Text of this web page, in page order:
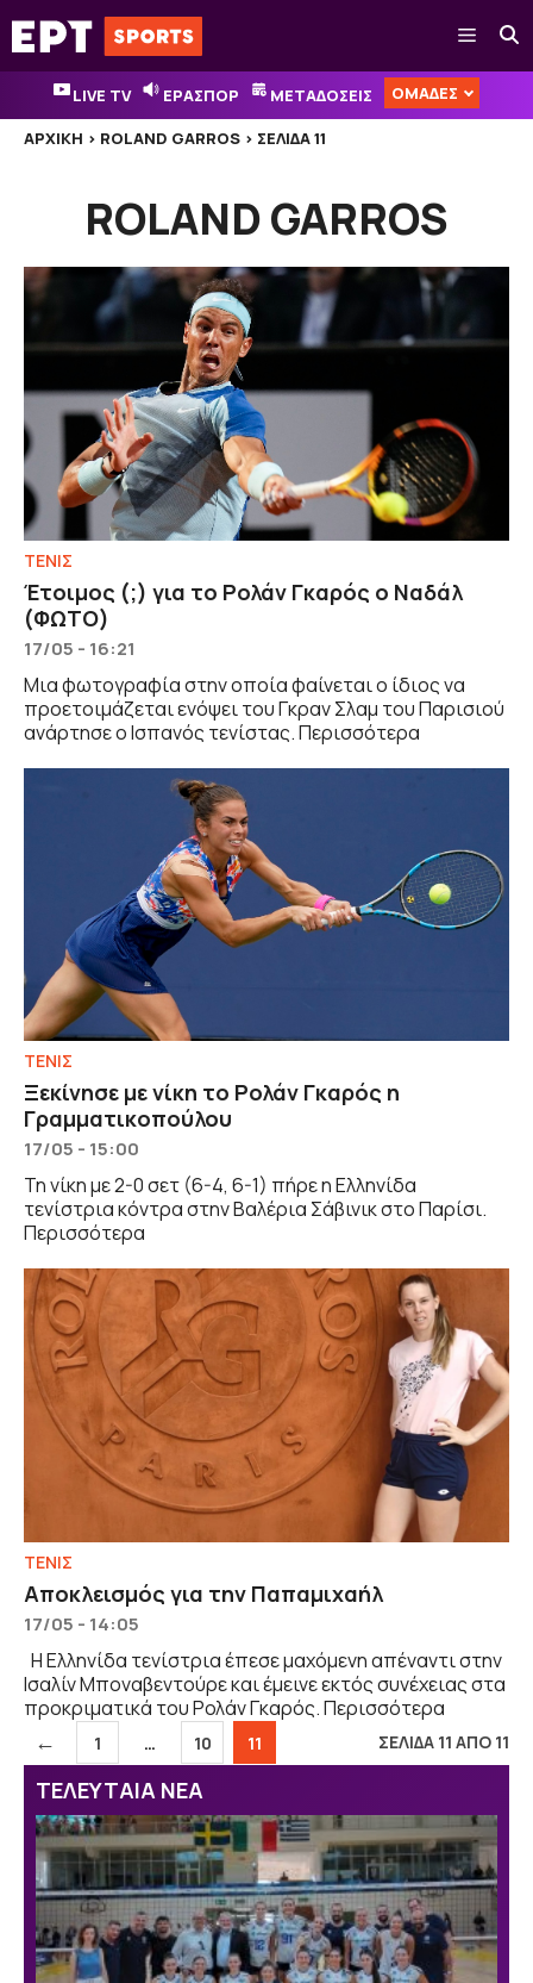
Μετάβαση
σε
περιεχόμενο
Μενού
LIVE TV ΕΡΑΣΠΟΡ ΜΕΤΑΔΟΣΕΙΣ ΟΜΑΔΕΣ
ΑΡΧΙΚΉ > ROLAND GARROS > ΣΕΛΊΔΑ 11
ROLAND GARROS
ΤΕΝΙΣ
Έτοιμος (;) για το Ρολάν Γκαρός ο Ναδάλ
(ΦΩΤΟ)
17/05 - 16:21
Μια φωτογραφία στην οποία φαίνεται ο ίδιος να
προετοιμάζεται ενόψει του Γκραν Σλαμ του Παρισιού
ανάρτησε ο Ισπανός τενίστας. Περισσότερα
ΤΕΝΙΣ
Ξεκίνησε με νίκη το Ρολάν Γκαρός η
Γραμματικοπούλου
17/05 - 15:00
Τη νίκη με 2-0 σετ (6-4, 6-1) πήρε η Ελληνίδα
τενίστρια κόντρα στην Βαλέρια Σάβινικ στο Παρίσι.
Περισσότερα
ΤΕΝΙΣ
Αποκλεισμός για την Παπαμιχαήλ
17/05 - 14:05
Η Ελληνίδα τενίστρια έπεσε μαχόμενη απέναντι στην
Ισαλίν Μποναβεντούρε και έμεινε εκτός συνέχειας στα
προκριματικά του Ρολάν Γκαρός. Περισσότερα
← Σελίδα
1 … Σελίδα
10 Σελίδα
11 ΣΕΛΙΔΑ 11 ΑΠΟ 11
ΤΕΛΕΥΤΑΙΑ ΝΕΑ